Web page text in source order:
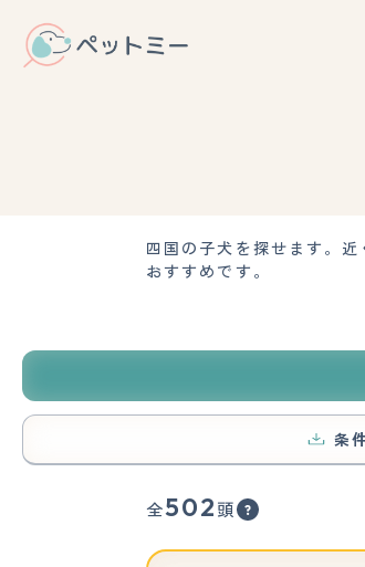
四国の子犬を探せます。
おすすめです。
条
全502 頭